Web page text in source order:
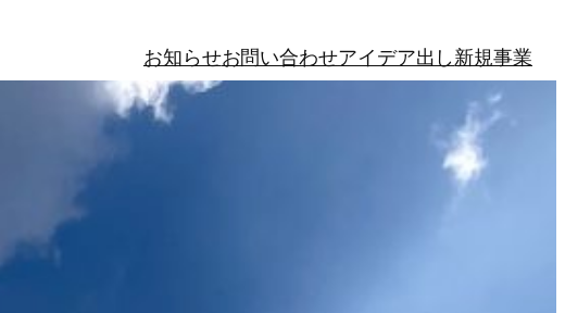
お知らせお問い合わせアイデア出し新規事業